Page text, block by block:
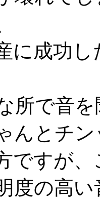
に成功
所で音
んとチ
ですが
度の高